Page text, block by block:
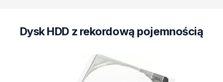
Dysk HDD z rekordową pojemnością